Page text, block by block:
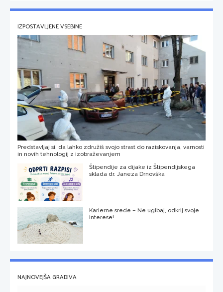
IZPOSTAVLJENE VSEBINE
Predstavljaj si, da lahko združiš svojo strast do raziskovanja, varnosti
in novih tehnologij z izobraževanjem
Štipendije za dijake iz Štipendijskega
sklada dr. Janeza Drnovška
Karierne srede – Ne ugibaj, odkrij svoje
interese!
NAJNOVEJŠA GRADIVA